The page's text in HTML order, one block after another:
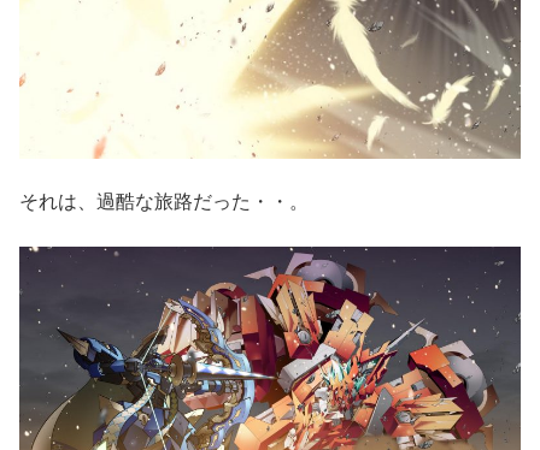
それは、過酷な旅路だった・・。